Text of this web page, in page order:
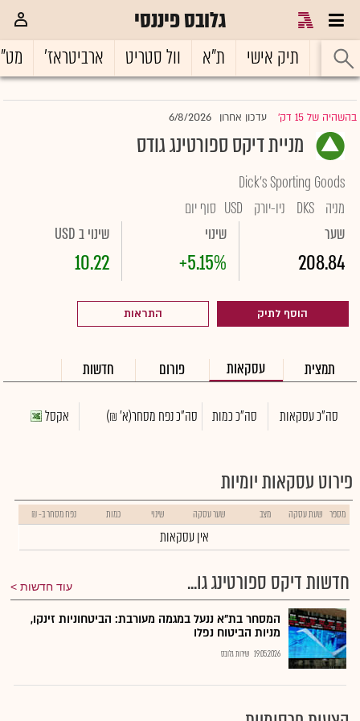
גלובס פיננסי
ראשי תיק אישי ת"א וול סטריט ארביטראז'
בהשהיה של 15 דק' |עדכון אחרון 6/8/2026
מניית דיקס ספורטינג גודס
Dick's Sporting Goods
מניה DKS ניו-יורק USD סוף יום
שער
208.84
שינוי
+5.15%
שינוי ב USD
10.22
הוסף לתיק התראות
תמצית עסקאות פורום חדשות
סה"כ עסקאות סה"כ כמות סה"כ נפח מסחר(א' ₪) אקסל
פירוט עסקאות יומיות
מספר שעת עסקה מצב שער עסקה שינוי כמות נפח מסחר ב- ₪
אין עסקאות
חדשות דיקס ספורטינג גו... עוד חדשות
המסחר בת"א ננעל במגמה מעורבת: הביטחוניות זינקו,
מניות הביטוח נפלו
19.05.2026 שירות גלובס